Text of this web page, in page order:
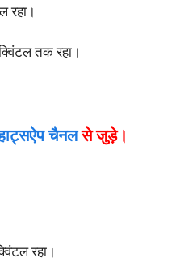
रहा।
तक रहा।
चैनलसे जुड़े।
रहा।